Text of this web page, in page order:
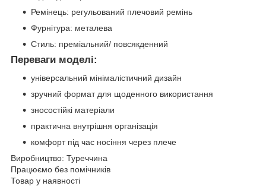
Ремінець: регульований плечовий ремінь
Фурнітура: металева
Стиль: преміальний/ повсякденний
Переваги моделі:
універсальний мінімалістичний дизайн
зручний формат для щоденного використання
зносостійкі матеріали
практична внутрішня організація
комфорт під час носіння через плече
Виробництво: Туреччина
Працюємо без помічників
Товар у наявності